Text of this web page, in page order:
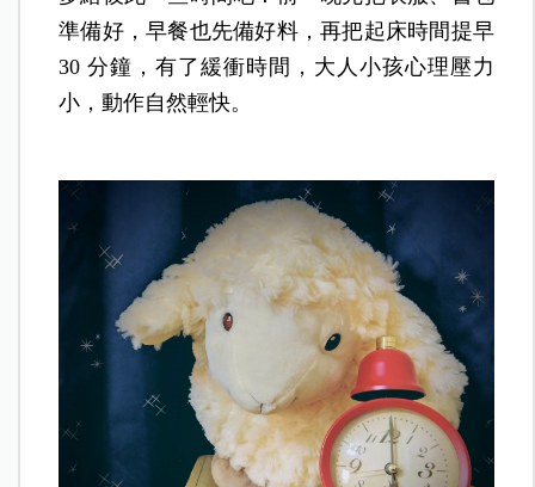
準備好，早餐也先備好料，再把起床時間提早
30 分鐘，有了緩衝時間，大人小孩心理壓力
小，動作自然輕快。